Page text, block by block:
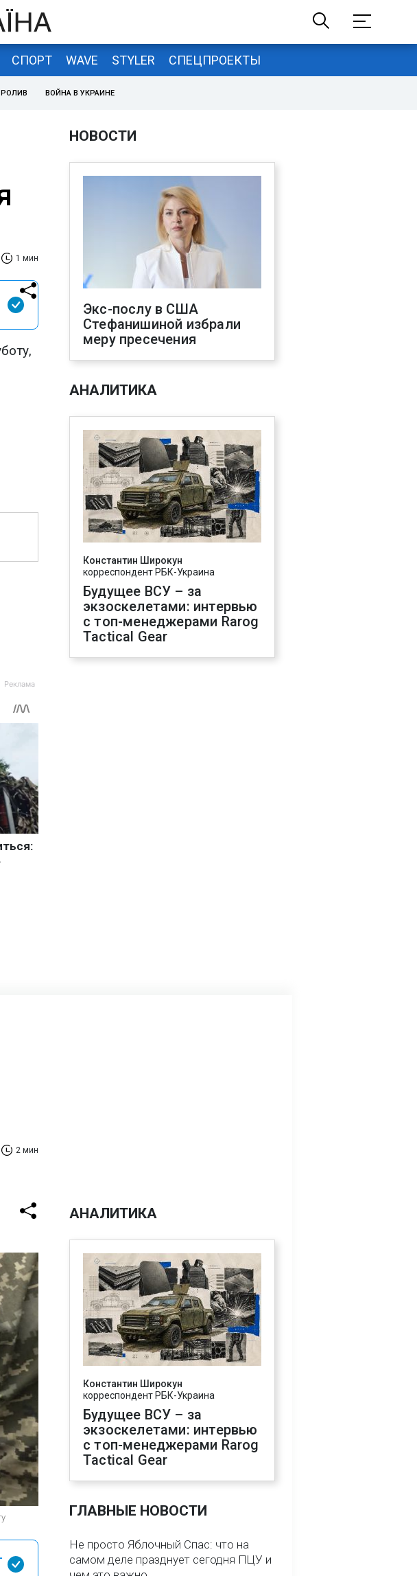
СПОРТ WAVE STYLER СПЕЦПРОЕКТЫ
ВОЙНА В УКРАИНЕ
1 мин
НОВОСТИ
Экс-послу в США
Стефанишиной избрали
меру пресечения
АНАЛИТИКА
Константин Широкун
корреспондент РБК-Украина
Будущее ВСУ – за
экзоскелетами: интервью
с топ-менеджерами Rarog
Tactical Gear
2 мин
АНАЛИТИКА
Константин Широкун
корреспондент РБК-Украина
Будущее ВСУ – за
экзоскелетами: интервью
с топ-менеджерами Rarog
Tactical Gear
ГЛАВНЫЕ НОВОСТИ
Не просто Яблочный Спас: что на
самом деле празднует сегодня ПЦУ и